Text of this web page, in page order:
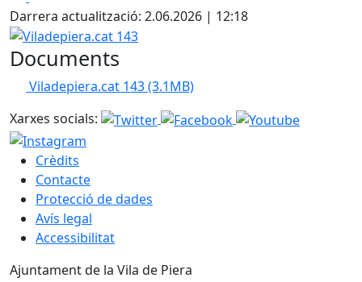
Darrera actualització: 2.06.2026 | 12:18
Viladepiera.cat 143
Documents
Viladepiera.cat 143(3.1MB)
Xarxes socials:
Crèdits
Contacte
Protecció de dades
Avís legal
Accessibilitat
Ajuntament de la Vila de Piera